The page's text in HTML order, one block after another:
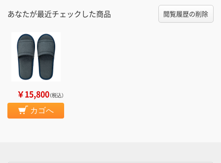
あなたが最近チェックした商品 閲覧履歴の削除
￥15,800（税込）
カゴへ